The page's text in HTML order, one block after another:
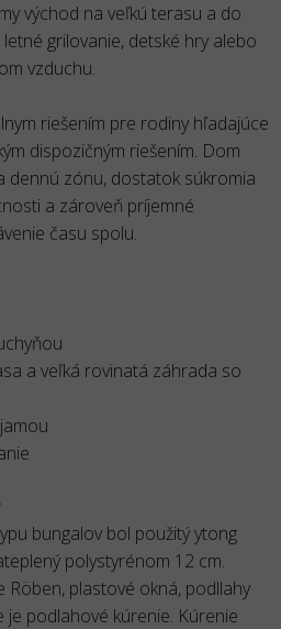
východ na veľkú terasu a do
grilovanie, detské hry alebo
vzduchu.
riešením pre rodiny hľadajúce
dispozičným riešením. Dom
dennú zónu, dostatok súkromia
a zároveň príjemné
času spolu.
a veľká rovinatá záhrada so
bungalov bol použitý ytong
polystyrénom 12 cm.
Röben, plastové okná, podllahy
je podlahové kúrenie. Kúrenie